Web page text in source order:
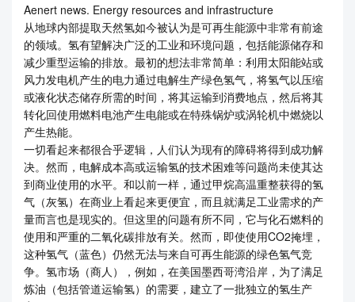
Aenert news. Energy resources and infrastructure
从地球内部提取天然氢如今被认为是可再生能源中非常有前途
的领域。氢有望解决广泛的工业和环境问题，包括能源储存和
减少重型运输的排放。最初的想法非常简单：利用太阳能站或
风力发电机产生的电力通过电解生产绿色氢气，将氢气以压缩
或液化状态储存所需的时间，将其运输到消费地点，然后将其
转化回使用燃料电池产生电能或在特殊锅炉或涡轮机中燃烧以
产生热能。
一切看起来都很合乎逻辑，人们认为现有的障碍将得到成功解
决。然而，电解成本高或运输氢的技术困难等问题尚未使其达
到商业使用的水平。和以前一样，通过甲烷高温重整获得的氢
气（灰氢）在商业上看起来更便宜，而且就满足工业需求的产
量而言也是现实的。但这里的问题有所不同，它与化石燃料的
使用和严重的二氧化碳排放有关。然而，即使使用CO2掩埋，
这种氢气（蓝色）仍然无法与来自可再生能源的绿色氢气竞
争。氢市场（商人），例如，在美国墨西哥湾沿岸，为了满足
炼油（包括管道运输氢）的需要，建立了一批独立的氢生产